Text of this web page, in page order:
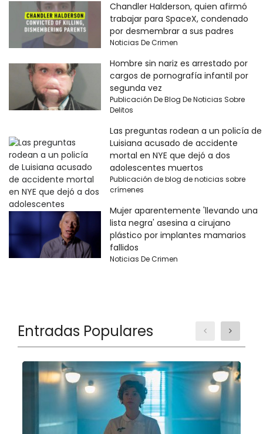
Chandler Halderson, quien afirmó
trabajar para SpaceX, condenado
por desmembrar a sus padres
Noticias De Crimen
Hombre sin nariz es arrestado por
cargos de pornografía infantil por
segunda vez
Publicación De Blog De Noticias Sobre
Delitos
Las preguntas rodean a un policía de
Luisiana acusado de accidente
mortal en NYE que dejó a dos
adolescentes muertos
Publicación de blog de noticias sobre
crímenes
Mujer aparentemente 'llevando una
lista negra' asesina a cirujano
plástico por implantes mamarios
fallidos
Noticias De Crimen
Entradas Populares